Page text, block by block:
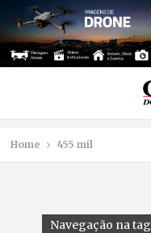
Home 455 mil
Navegação na tag